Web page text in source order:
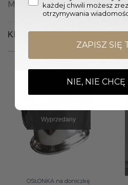
Materiał: Aluminium
KLIENCI OGLĄDALI
Wyprzedany
OSŁONKA na doniczkę
każdej chwili możesz
otrzymywania
ZAPISZ SIĘ
NIE, NIE CHCĘ